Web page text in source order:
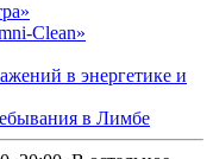
Clean»
в энергетике и
в Лимбе